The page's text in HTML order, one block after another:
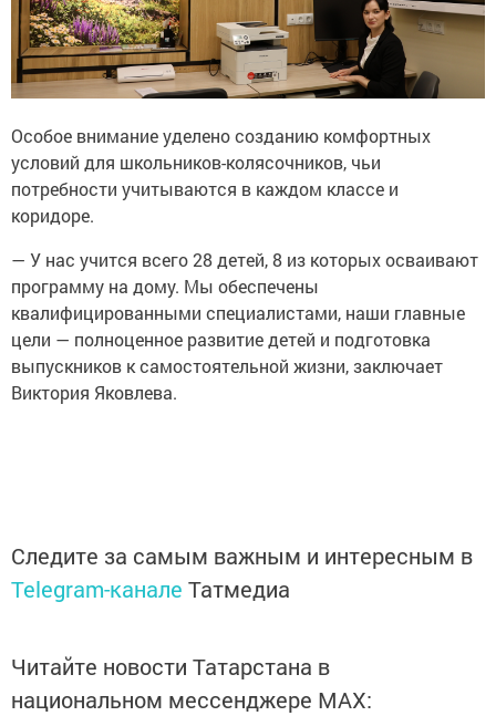
Особое внимание уделено созданию комфортных
условий для школьников-колясочников, чьи
потребности учитываются в каждом классе и
коридоре.
— У нас учится всего 28 детей, 8 из которых осваивают
программу на дому. Мы обеспечены
квалифицированными специалистами, наши главные
цели — полноценное развитие детей и подготовка
выпускников к самостоятельной жизни, заключает
Виктория Яковлева.
Следите за самым важным и интересным в
Telegram-канале Татмедиа
Читайте новости Татарстана в
национальном мессенджере MАХ: